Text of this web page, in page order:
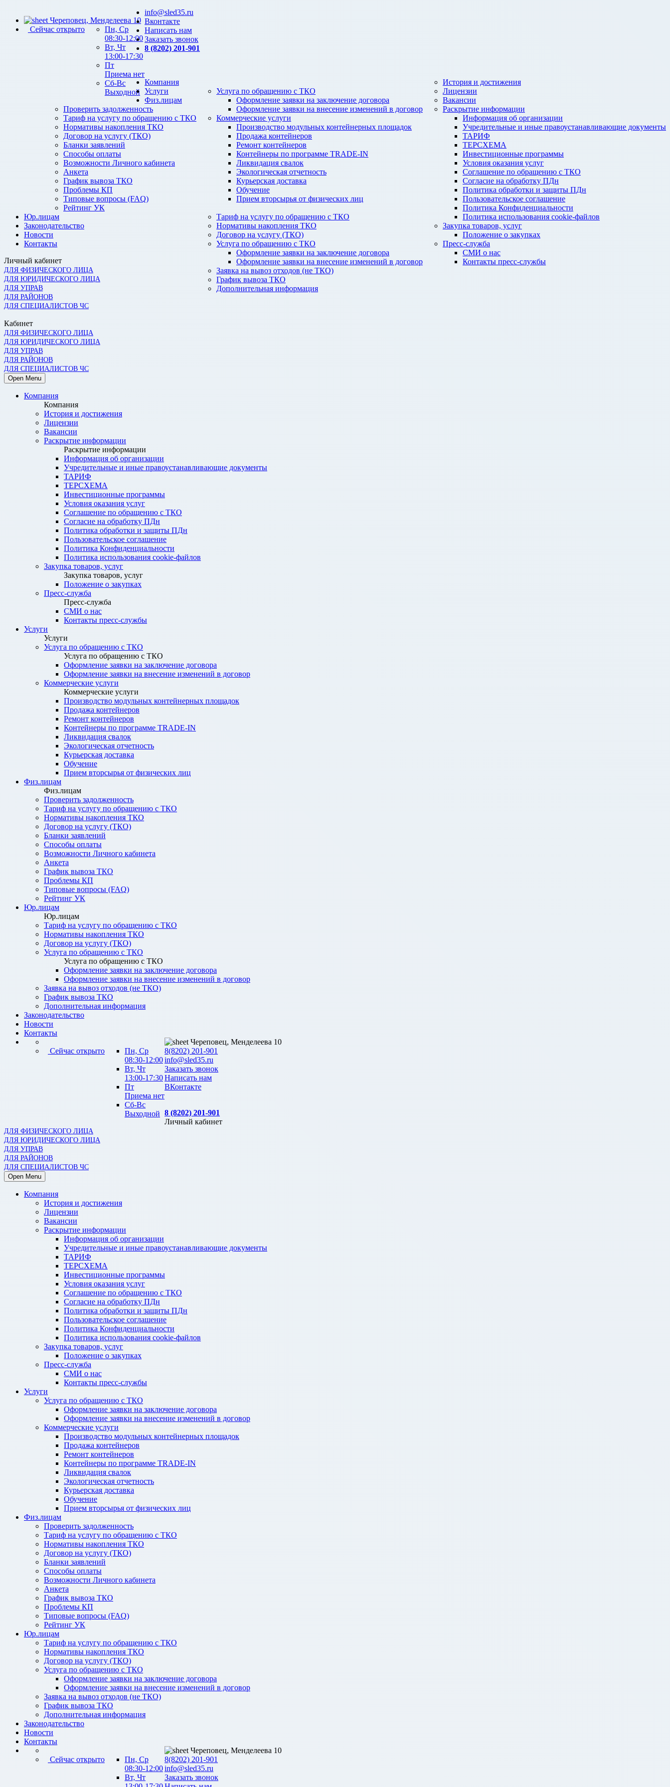
Череповец, Менделеева 10
Сейчас открыто
Пн, Ср
08:30-12:00
Вт, Чт
13:00-17:30
Пт
Приема нет
Сб-Вс
Выходной
info@sled35.ru
Вконтакте
Написать нам
Заказать звонок
8 (8202) 201-901
Компания
История и достижения
Лицензии
Вакансии
Раскрытие информации
Информация об организации
Учредительные и иные правоустанавливающие документы
ТАРИФ
ТЕРСХЕМА
Инвестиционные программы
Условия оказания услуг
Соглашение по обращению с ТКО
Согласие на обработку ПДн
Политика обработки и защиты ПДн
Пользовательское соглашение
Политика Конфиденциальности
Политика использования cookie-файлов
Закупка товаров, услуг
Положение о закупках
Пресс-служба
СМИ о нас
Контакты пресс-службы
Услуги
Услуга по обращению с ТКО
Оформление заявки на заключение договора
Оформление заявки на внесение изменений в договор
Коммерческие услуги
Производство модульных контейнерных площадок
Продажа контейнеров
Ремонт контейнеров
Контейнеры по программе TRADE-IN
Ликвидация свалок
Экологическая отчетность
Курьерская доставка
Обучение
Прием вторсырья от физических лиц
Физ.лицам
Проверить задолженность
Тариф на услугу по обращению с ТКО
Нормативы накопления ТКО
Договор на услугу (ТКО)
Бланки заявлений
Способы оплаты
Возможности Личного кабинета
Анкета
График вывоза ТКО
Проблемы КП
Типовые вопросы (FAQ)
Рейтинг УК
Юр.лицам
Тариф на услугу по обращению с ТКО
Нормативы накопления ТКО
Договор на услугу (ТКО)
Услуга по обращению с ТКО
Оформление заявки на заключение договора
Оформление заявки на внесение изменений в договор
Заявка на вывоз отходов (не ТКО)
График вывоза ТКО
Дополнительная информация
Законодательство
Новости
Контакты
Личный кабинет
ДЛЯ ФИЗИЧЕСКОГО ЛИЦА
ДЛЯ ЮРИДИЧЕСКОГО ЛИЦА
ДЛЯ УПРАВ
ДЛЯ РАЙОНОВ
ДЛЯ СПЕЦИАЛИСТОВ ЧС
Кабинет
ДЛЯ ФИЗИЧЕСКОГО ЛИЦА
ДЛЯ ЮРИДИЧЕСКОГО ЛИЦА
ДЛЯ УПРАВ
ДЛЯ РАЙОНОВ
ДЛЯ СПЕЦИАЛИСТОВ ЧС
Open Menu
Компания
Компания
История и достижения
Лицензии
Вакансии
Раскрытие информации
Раскрытие информации
Информация об организации
Учредительные и иные правоустанавливающие документы
ТАРИФ
ТЕРСХЕМА
Инвестиционные программы
Условия оказания услуг
Соглашение по обращению с ТКО
Согласие на обработку ПДн
Политика обработки и защиты ПДн
Пользовательское соглашение
Политика Конфиденциальности
Политика использования cookie-файлов
Закупка товаров, услуг
Закупка товаров, услуг
Положение о закупках
Пресс-служба
Пресс-служба
СМИ о нас
Контакты пресс-службы
Услуги
Услуги
Услуга по обращению с ТКО
Услуга по обращению с ТКО
Оформление заявки на заключение договора
Оформление заявки на внесение изменений в договор
Коммерческие услуги
Коммерческие услуги
Производство модульных контейнерных площадок
Продажа контейнеров
Ремонт контейнеров
Контейнеры по программе TRADE-IN
Ликвидация свалок
Экологическая отчетность
Курьерская доставка
Обучение
Прием вторсырья от физических лиц
Физ.лицам
Физ.лицам
Проверить задолженность
Тариф на услугу по обращению с ТКО
Нормативы накопления ТКО
Договор на услугу (ТКО)
Бланки заявлений
Способы оплаты
Возможности Личного кабинета
Анкета
График вывоза ТКО
Проблемы КП
Типовые вопросы (FAQ)
Рейтинг УК
Юр.лицам
Юр.лицам
Тариф на услугу по обращению с ТКО
Нормативы накопления ТКО
Договор на услугу (ТКО)
Услуга по обращению с ТКО
Услуга по обращению с ТКО
Оформление заявки на заключение договора
Оформление заявки на внесение изменений в договор
Заявка на вывоз отходов (не ТКО)
График вывоза ТКО
Дополнительная информация
Законодательство
Новости
Контакты
Сейчас открыто
Пн, Ср
08:30-12:00
Вт, Чт
13:00-17:30
Пт
Приема нет
Сб-Вс
Выходной
Череповец, Менделеева 10
8(8202) 201-901
info@sled35.ru
Заказать звонок
Написать нам
ВКонтакте
8 (8202) 201-901
Личный кабинет
ДЛЯ ФИЗИЧЕСКОГО ЛИЦА
ДЛЯ ЮРИДИЧЕСКОГО ЛИЦА
ДЛЯ УПРАВ
ДЛЯ РАЙОНОВ
ДЛЯ СПЕЦИАЛИСТОВ ЧС
Open Menu
Компания
История и достижения
Лицензии
Вакансии
Раскрытие информации
Информация об организации
Учредительные и иные правоустанавливающие документы
ТАРИФ
ТЕРСХЕМА
Инвестиционные программы
Условия оказания услуг
Соглашение по обращению с ТКО
Согласие на обработку ПДн
Политика обработки и защиты ПДн
Пользовательское соглашение
Политика Конфиденциальности
Политика использования cookie-файлов
Закупка товаров, услуг
Положение о закупках
Пресс-служба
СМИ о нас
Контакты пресс-службы
Услуги
Услуга по обращению с ТКО
Оформление заявки на заключение договора
Оформление заявки на внесение изменений в договор
Коммерческие услуги
Производство модульных контейнерных площадок
Продажа контейнеров
Ремонт контейнеров
Контейнеры по программе TRADE-IN
Ликвидация свалок
Экологическая отчетность
Курьерская доставка
Обучение
Прием вторсырья от физических лиц
Физ.лицам
Проверить задолженность
Тариф на услугу по обращению с ТКО
Нормативы накопления ТКО
Договор на услугу (ТКО)
Бланки заявлений
Способы оплаты
Возможности Личного кабинета
Анкета
График вывоза ТКО
Проблемы КП
Типовые вопросы (FAQ)
Рейтинг УК
Юр.лицам
Тариф на услугу по обращению с ТКО
Нормативы накопления ТКО
Договор на услугу (ТКО)
Услуга по обращению с ТКО
Оформление заявки на заключение договора
Оформление заявки на внесение изменений в договор
Заявка на вывоз отходов (не ТКО)
График вывоза ТКО
Дополнительная информация
Законодательство
Новости
Контакты
Сейчас открыто
Пн, Ср
08:30-12:00
Вт, Чт
Череповец, Менделеева 10
8(8202) 201-901
info@sled35.ru
Заказать звонок